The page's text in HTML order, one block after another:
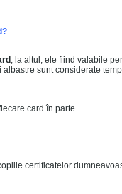
, la altul, ele fiind valabile
albastre sunt considerate
card în parte.
certificatelor